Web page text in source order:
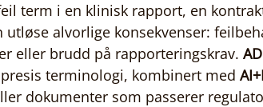
term i en klinisk rapport, en
alvorlige konsekvenser:
eller brudd på rapporteringskrav.
terminologi, kombinert med
dokumenter som passerer